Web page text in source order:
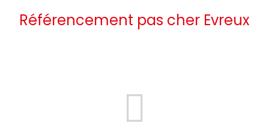
Référencement pas cher Evreux